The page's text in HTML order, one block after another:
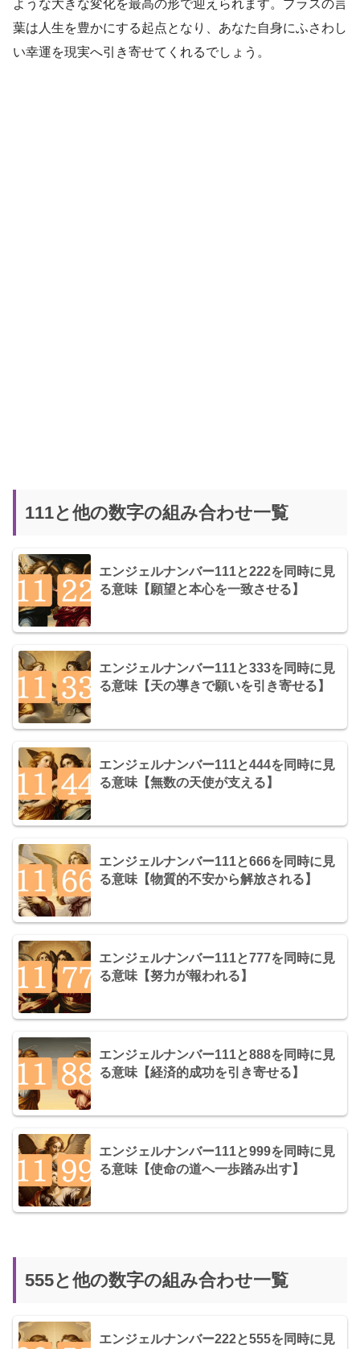
ような大きな変化を最高の形で迎えられます。プラスの言
葉は人生を豊かにする起点となり、あなた自身にふさわし
い幸運を現実へ引き寄せてくれるでしょう。
111と他の数字の組み合わせ一覧
エンジェルナンバー111と222を同時に見
る意味【願望と本心を一致させる】
エンジェルナンバー111と333を同時に見
る意味【天の導きで願いを引き寄せる】
エンジェルナンバー111と444を同時に見
る意味【無数の天使が支える】
エンジェルナンバー111と666を同時に見
る意味【物質的不安から解放される】
エンジェルナンバー111と777を同時に見
る意味【努力が報われる】
エンジェルナンバー111と888を同時に見
る意味【経済的成功を引き寄せる】
エンジェルナンバー111と999を同時に見
る意味【使命の道へ一歩踏み出す】
555と他の数字の組み合わせ一覧
エンジェルナンバー222と555を同時に見